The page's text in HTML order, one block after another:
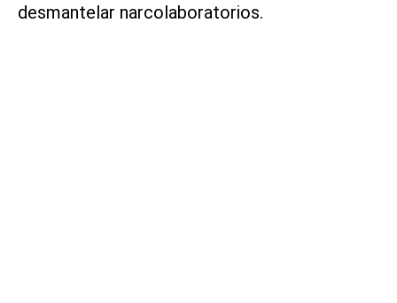
desmantelar narcolaboratorios.